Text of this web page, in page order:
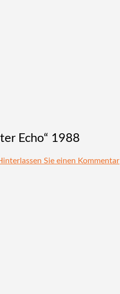
Echo“ 1988
Sie einen Kommentar